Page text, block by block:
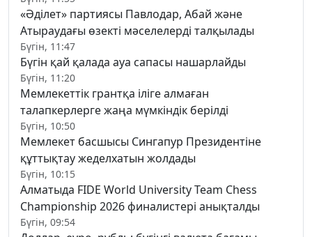
«Әділет» партиясы Павлодар, Абай және
Атыраудағы өзекті мәселелерді талқылады
Бүгін, 11:47
Бүгін қай қалада ауа сапасы нашарлайды
Бүгін, 11:20
Мемлекеттік грантқа іліге алмаған
талапкерлерге жаңа мүмкіндік берілді
Бүгін, 10:50
Мемлекет басшысы Сингапур Президентіне
құттықтау жеделхатын жолдады
Бүгін, 10:15
Алматыда FIDE World University Team Chess
Championship 2026 финалистері анықталды
Бүгін, 09:54